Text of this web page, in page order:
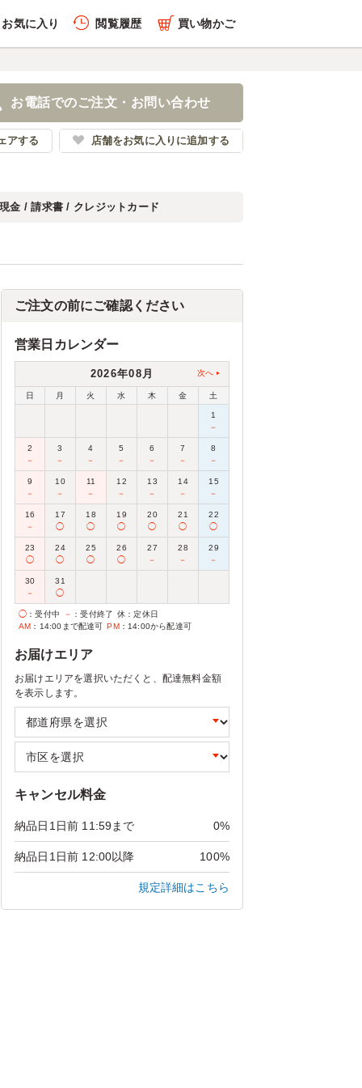
お気に入り 閲覧履歴 買い物かご
お電話でのご注文・お問い合わせ
アする 店舗をお気に入りに追加する
現金 / 請求書 / クレジットカード
ご注文の前にご確認ください
営業日カレンダー
2026年08月 次へ
日 月 火 水 木 金 土
1
－
2
－
3
－
4
－
5
－
6
－
7
－
8
－
9
－
10
－
11
－
12
－
13
－
14
－
15
－
16
－
17
◯
18
◯
19
◯
20
◯
21
◯
22
◯
23
◯
24
◯
25
◯
26
◯
27
－
28
－
29
－
30
－
31
◯
◯ ：受付中 － ：受付終了 休 ：定休日
AM ：14:00まで配達可 PM：14:00から配達可
お届けエリア
お届けエリアを選択いただくと、配達無料金額
を表示します。
キャンセル料金
納品日1日前 11:59まで 0%
納品日1日前 12:00以降 100%
規定詳細はこちら